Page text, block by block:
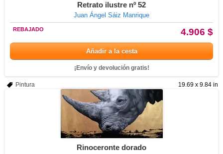
Retrato ilustre nº 52
Juan Ángel Sáiz Manrique
4.906 $
REBAJADO
Añadir a la cesta
¡Envío y devolución gratis!
19.69 x 9.84 in
Pintura
Rinoceronte dorado